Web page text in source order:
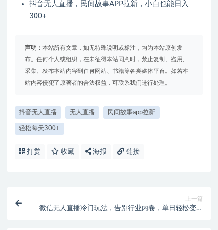
抖音无人直播，民间故事APP拉新，小白也能日入
300+
声明： 本站所有文章，如无特殊说明或标注，均为本站原创发
布。任何个人或组织，在未征得本站同意时，禁止复制、盗用、
采集、发布本站内容到任何网站、书籍等各类媒体平台。如若本
站内容侵犯了原著者的合法权益，可联系我们进行处理。
抖音无人直播 无人直播 民间故事app拉新
轻松每天300+
打赏 收藏 海报 链接
上一篇
微信无人直播冷门玩法，告别行业内卷，单日轻松变现